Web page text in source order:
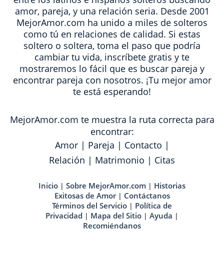
amor, pareja, y una relación seria. Desde 2001
MejorAmor.com ha unido a miles de solteros
como tú en relaciones de calidad. Si estas
soltero o soltera, toma el paso que podría
cambiar tu vida, inscríbete gratis y te
mostraremos lo fácil que es buscar pareja y
encontrar pareja con nosotros. ¡Tu mejor amor
te está esperando!
MejorAmor.com te muestra la ruta correcta para
encontrar:
Amor| Pareja | Contacto |
Relación | Matrimonio | Citas
Inicio | Sobre MejorAmor.com | Historias
Exitosas de Amor| Contáctanos
Términos del Servicio | Política de
Privacidad | Mapa del Sitio | Ayuda |
Recomiéndanos